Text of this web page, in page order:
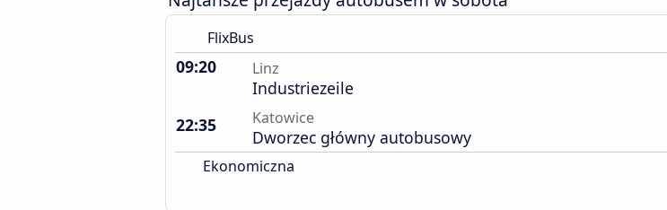
FlixBus
09:20 Linz
Industriezeile
22:35
Katowice
Dworzec główny autobusowy
Ekonomiczna